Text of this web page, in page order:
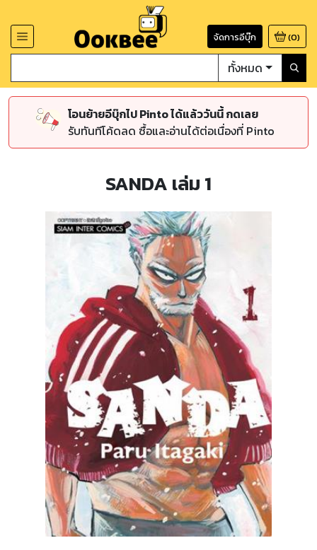
จัดการอีบุ๊ก (0)
ทั้งหมด
โอนย้ายอีบุ๊กไป Pinto ได้แล้ววันนี้ กดเลย
รับทันทีโค้ดลด ซื้อและอ่านได้ต่อเนื่องที่ Pinto
SANDA เล่ม 1